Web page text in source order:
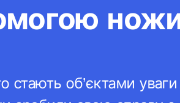
стають об’єктами